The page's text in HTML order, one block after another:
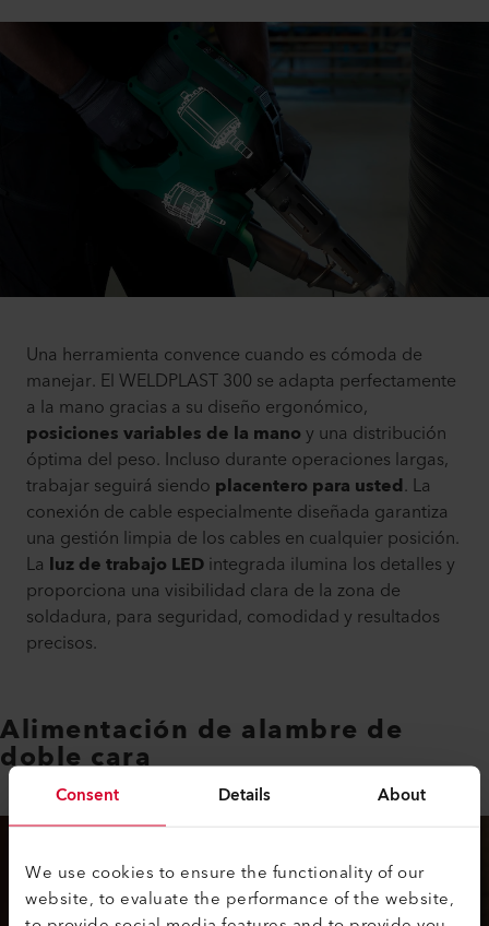
Consent Details About
We use cookies to ensure the functionality of our
website, to evaluate the performance of the website,
Una herramienta convence cuando es cómoda de
manejar. El WELDPLAST 300 se adapta perfectamente
a la mano gracias a su diseño ergonómico,
posiciones variables de la manoy una distribución
óptima del peso. Incluso durante operaciones largas,
trabajar seguirá siendo placentero para usted. La
conexión de cable especialmente diseñada garantiza
una gestión limpia de los cables en cualquier posición.
La luz de trabajo LEDintegrada ilumina los detalles y
proporciona una visibilidad clara de la zona de
soldadura, para seguridad, comodidad y resultados
precisos.
Alimentación de alambre de
doble cara